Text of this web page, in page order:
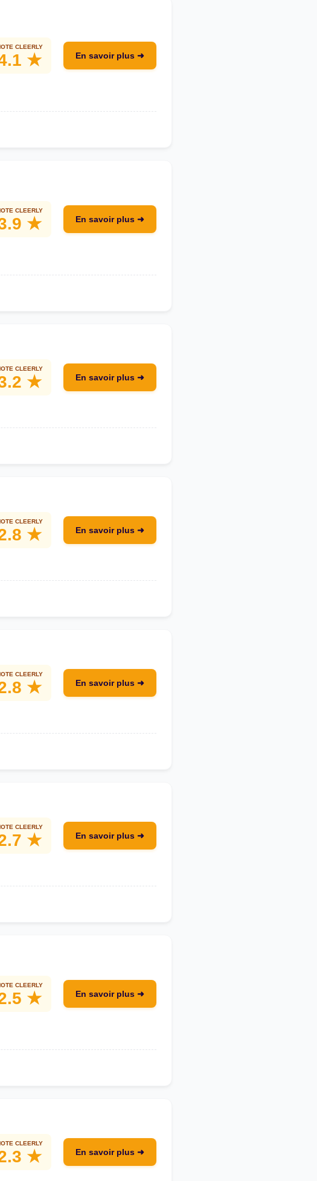
CLEERLY
★ En savoir plus ➜
CLEERLY
★ En savoir plus ➜
CLEERLY
★ En savoir plus ➜
CLEERLY
★ En savoir plus ➜
CLEERLY
★ En savoir plus ➜
CLEERLY
★ En savoir plus ➜
CLEERLY
★ En savoir plus ➜
CLEERLY
★ En savoir plus ➜